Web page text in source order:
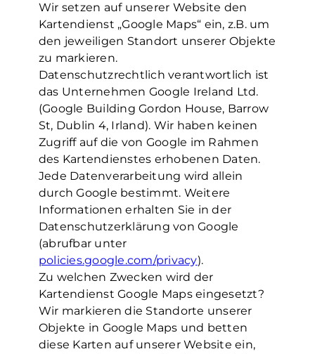
Wir setzen auf unserer Website den
Kartendienst „Google Maps“ ein, z.B. um
den jeweiligen Standort unserer Objekte
zu markieren.
Datenschutzrechtlich verantwortlich ist
das Unternehmen Google Ireland Ltd.
(Google Building Gordon House, Barrow
St, Dublin 4, Irland). Wir haben keinen
Zugriff auf die von Google im Rahmen
des Kartendienstes erhobenen Daten.
Jede Datenverarbeitung wird allein
durch Google bestimmt. Weitere
Informationen erhalten Sie in der
Datenschutzerklärung von Google
(abrufbar unter
policies.google.com/privacy).
Zu welchen Zwecken wird der
Kartendienst Google Maps eingesetzt?
Wir markieren die Standorte unserer
Objekte in Google Maps und betten
diese Karten auf unserer Website ein,